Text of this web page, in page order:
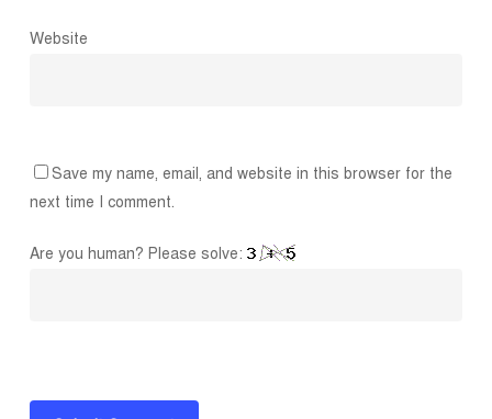
Website
Save my name, email, and website in this browser for the
next time I comment.
Are you human? Please solve: